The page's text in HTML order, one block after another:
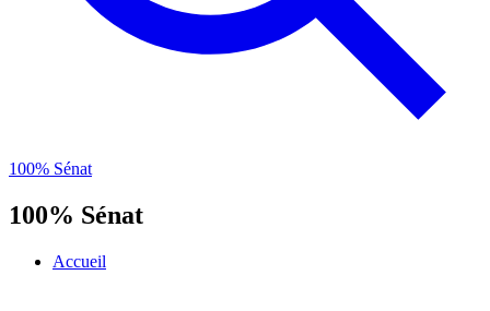
100% Sénat
100% Sénat
Accueil